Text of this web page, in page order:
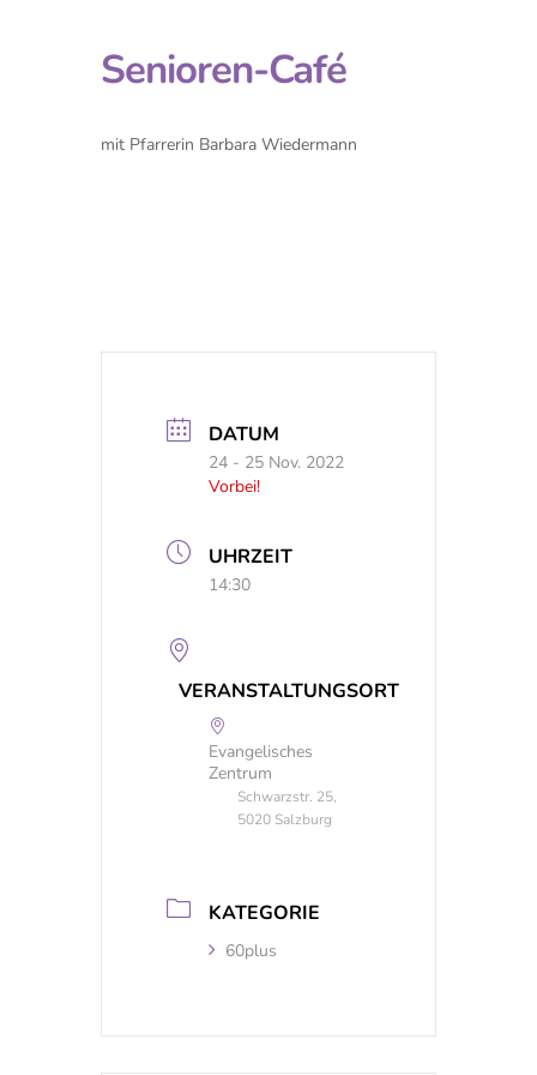
Senioren-Café
mit Pfarrerin Barbara Wiedermann
DATUM
24 - 25 Nov. 2022
Vorbei!
UHRZEIT
14:30
VERANSTALTUNGSORT
Evangelisches
Zentrum
Schwarzstr. 25,
5020 Salzburg
KATEGORIE
60plus